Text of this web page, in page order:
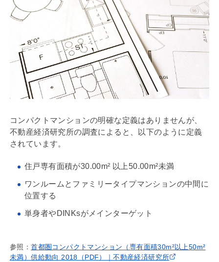
コンパクトマンションの明確な定義はありませんが、
不動産経済研究所の調査によると、以下のように定義
されています。
住戸専有面積が30.00m² 以上50.00m²未満
ワンルームとファミリータイプマンションの中間に
位置する
単身者やDINKsがメインターゲット
参照：首都圏コンパクトマンション（専有面積30m²以上50m²
未満）供給動向 2018（PDF）｜不動産経済研究所